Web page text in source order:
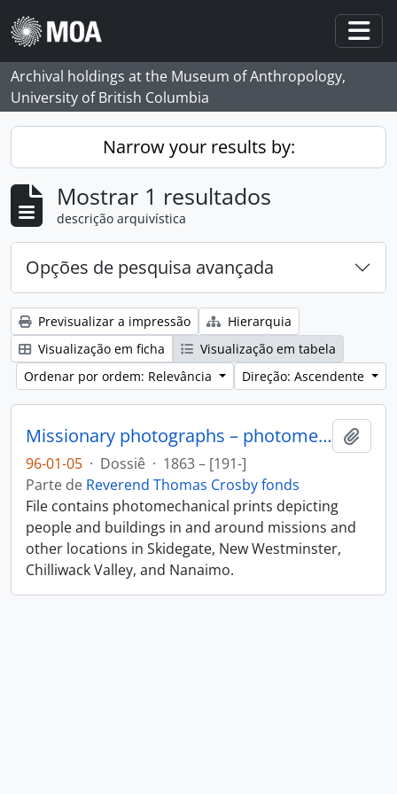
Skip to main content
Archival holdings at the Museum of Anthropology,
University of British Columbia
Narrow your results by:
Mostrar 1 resultados
descrição arquivística
Opções de pesquisa avançada
Previsualizar a impressão
Hierarquia
Visualização em ficha
Visualização em tabela
Ordenar por ordem: Relevância
Direção: Ascendente
Missionary photographs – photomechanical
96-01-05 · Dossiê · 1863 – [191-]
Parte de Reverend Thomas Crosby fonds
File contains photomechanical prints depicting
people and buildings in and around missions and
other locations in Skidegate, New Westminster,
Chilliwack Valley, and Nanaimo.